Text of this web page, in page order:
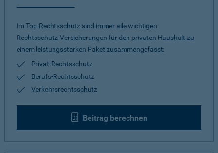
Im Top-Rechtsschutz sind immer alle wichtigen
Rechtsschutz-Versicherungen für den privaten Haushalt zu
einem leistungsstarken Paket zusammengefasst:
Privat-Rechtsschutz
Berufs-Rechtsschutz
Verkehrsrechtsschutz
Beitrag berechnen